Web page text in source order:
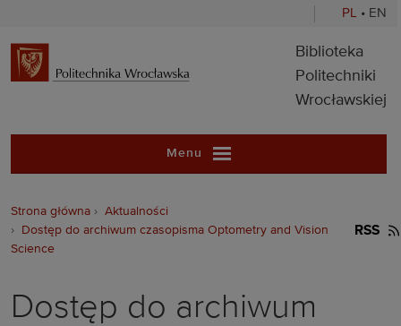
PL • EN
Biblioteka
Biblioteka
Politechniki
Wrocławskiej
Menu
Strona główna
Aktualności
Dostęp do archiwum czasopisma Optometry and Vision
Science
RSS
Dostęp do archiwum